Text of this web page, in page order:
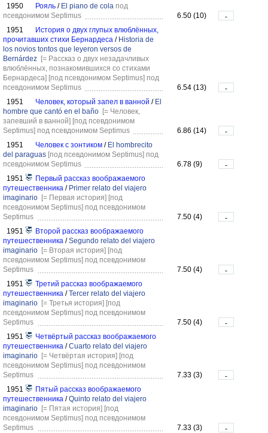
1950
Рояль / El piano de cola под
псевдонимом Septimus
6.50 (10)
-
1951
История о двух глупых влюблённых,
прочитавших стихи Бернардеса / Historia de
los novios tontos que leyeron versos de
Bernárdez [= Рассказ о двух незадачливых
влюблённых, познакомившихся со стихами
Бернардеса] [под псевдонимом Septimus] под
псевдонимом Septimus
6.54 (13)
-
1951
Человек, который запел в ванной / El
hombre que cantó en el baño [= Человек,
запевший в ванной] [под псевдонимом
Septimus] под псевдонимом Septimus 6.86 (14)
-
1951
Человек с зонтиком / El hombrecito
del paraguas [под псевдонимом Septimus] под
псевдонимом Septimus
6.78 (9)
-
1951
Первый рассказ воображаемого
путешественника / Primer relato del viajero
imaginario [= Первая история] [под
псевдонимом Septimus] под псевдонимом
Septimus
7.50 (4)
-
1951
Второй рассказ воображаемого
путешественника /Segundo relato del viajero
imaginario [= Вторая история] [под
псевдонимом Septimus] под псевдонимом
Septimus
7.50 (4)
-
1951
Третий рассказ воображаемого
путешественника /Tercer relato del viajero
imaginario [= Третья история] [под
псевдонимом Septimus] под псевдонимом
Septimus
7.50 (4)
-
1951
Четвёртый рассказ воображаемого
путешественника /Cuarto relato del viajero
imaginario [= Четвёртая история] [под
псевдонимом Septimus] под псевдонимом
Septimus
7.33 (3)
-
1951
Пятый рассказ воображаемого
путешественника /Quinto relato del viajero
imaginario [= Пятая история] [под
псевдонимом Septimus] под псевдонимом
Septimus
7.33 (3)
-